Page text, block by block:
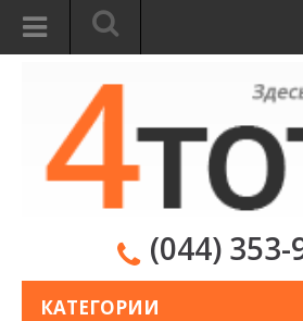
(044) 353-
КАТЕГОРИИ